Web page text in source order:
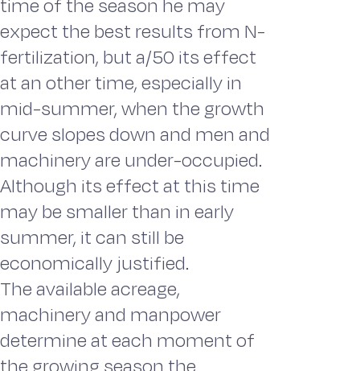
time of the season he may
expect the best results from N-
fertilization, but a/50 its effect
at an other time, especially in
mid-summer, when the growth
curve slopes down and men and
machinery are under-occupied.
Although its effect at this time
may be smaller than in early
summer, it can still be
economically justified.
The available acreage,
machinery and manpower
determine at each moment of